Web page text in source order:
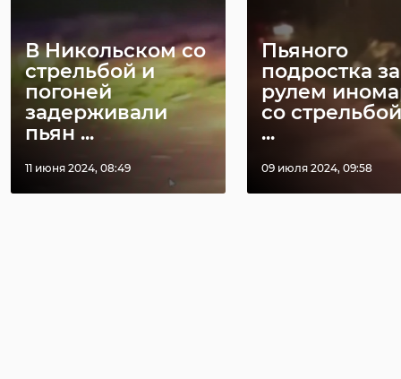
В Никольском со
стрельбой и
погоней
задерживали
пьян ...
11 июня 2024, 08:49
Пьяного
подростка за
рулем
со
...
09 июля 2024, 09:58